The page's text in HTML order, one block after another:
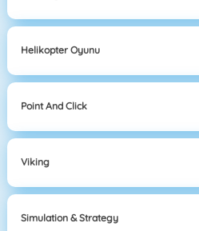
Helikopter Oyunu
Point And Click
Viking
Simulation & Strategy